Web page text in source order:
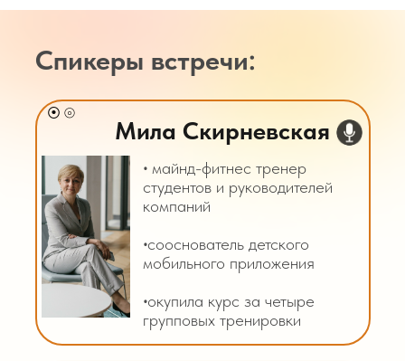
Спикеры встречи:
Мила Скирневская
‧ майнд-фитнес тренер
студентов и руководителей
компаний
‧сооснователь детского
мобильного приложения
‧окупила курс за четыре
групповых тренировки
⦿ ⦾